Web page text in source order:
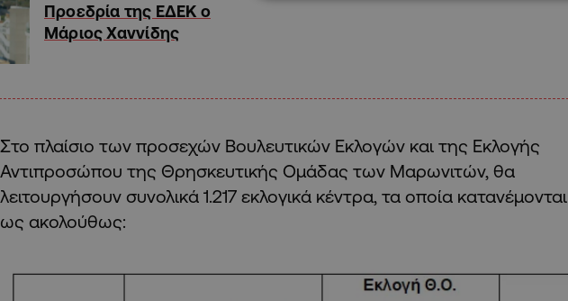
Προεδρία της ΕΔΕΚ ο
Μάριος Χαννίδης
Στο πλαίσιο των προσεχών Βουλευτικών Εκλογών και της Εκλογής
Αντιπροσώπου της Θρησκευτικής Ομάδας των Μαρωνιτών, θα
λειτουργήσουν συνολικά 1.217 εκλογικά κέντρα, τα οποία κατανέμονται
ως ακολούθως: